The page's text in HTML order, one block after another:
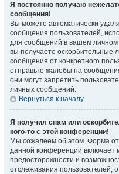
Я постоянно получаю
сообщения!
Вы можете автоматически
сообщения пользователей,
для сообщений в вашем личном
вы получаете оскорбительные
сообщения от конкретного
отправьте жалобы на
они могут запретить
личных сообщений.
Вернуться к началу
Я получил спам или
кого-то с этой конференции!
Мы сожалеем об этом. Форма
данной конференции включает
предосторожности и
отслеживания пользователей,